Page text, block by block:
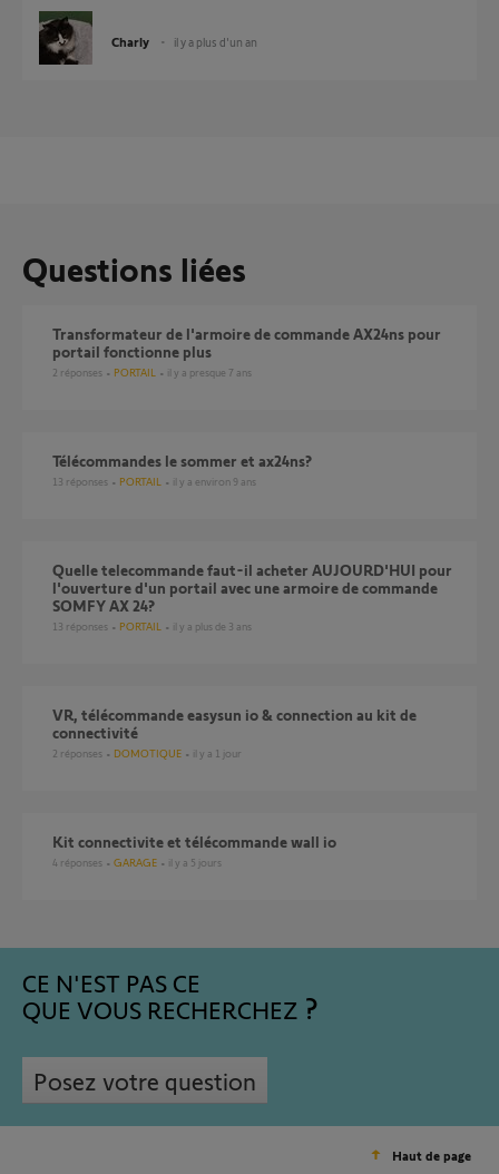
Charly il y a plus d'un an
Questions liées
Transformateur de l'armoire de commande AX24ns pour
portail fonctionne plus
2 réponses PORTAIL il y a presque 7 ans
télécommandes le sommer et ax24ns?
13 réponses PORTAIL il y a environ 9 ans
quelle telecommande faut-il acheter AUJOURD'HUI pour
l'ouverture d'un portail avec une armoire de commande
SOMFY AX 24?
13 réponses PORTAIL il y a plus de 3 ans
VR, télécommande easysun io & connection au kit de
connectivité
2 réponses DOMOTIQUE il y a 1 jour
kit connectivite et télécommande wall io
4 réponses GARAGE il y a 5 jours
CE N'EST PAS CE
QUE VOUS RECHERCHEZ
Posez votre question
Haut de page